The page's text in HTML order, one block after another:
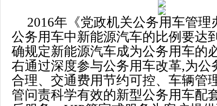
2016年《党政机关公务用车管理
公务用车中新能源汽车的比例要达
确规定新能源汽车成为公务用车的
右通过深度参与公务用车改革,为公
合理、交通费用节约可控、车辆管
管问责科学有效的新型公务用车配